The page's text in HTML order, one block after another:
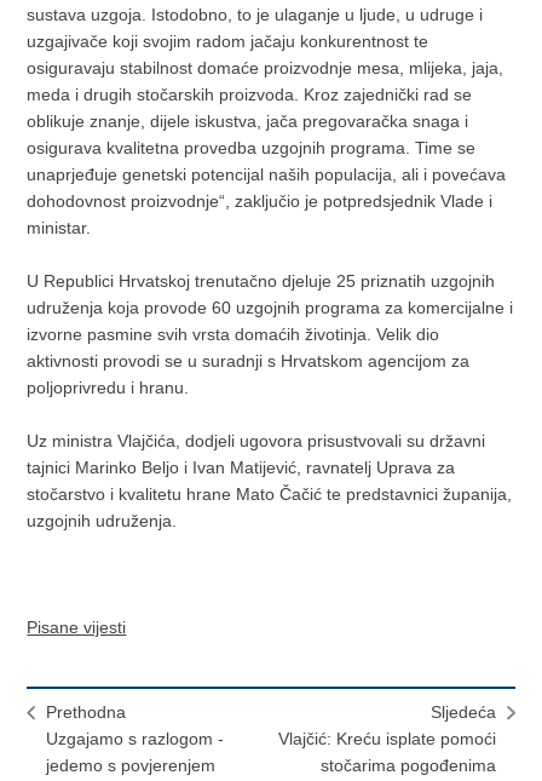
sustava uzgoja. Istodobno, to je ulaganje u ljude, u udruge i
uzgajivače koji svojim radom jačaju konkurentnost te
osiguravaju stabilnost domaće proizvodnje mesa, mlijeka, jaja,
meda i drugih stočarskih proizvoda. Kroz zajednički rad se
oblikuje znanje, dijele iskustva, jača pregovaračka snaga i
osigurava kvalitetna provedba uzgojnih programa. Time se
unaprjeđuje genetski potencijal naših populacija, ali i povećava
dohodovnost proizvodnje“, zaključio je potpredsjednik Vlade i
ministar.
U Republici Hrvatskoj trenutačno djeluje 25 priznatih uzgojnih
udruženja koja provode 60 uzgojnih programa za komercijalne i
izvorne pasmine svih vrsta domaćih životinja. Velik dio
aktivnosti provodi se u suradnji s Hrvatskom agencijom za
poljoprivredu i hranu.
Uz ministra Vlajčića, dodjeli ugovora prisustvovali su državni
tajnici Marinko Beljo i Ivan Matijević, ravnatelj Uprava za
stočarstvo i kvalitetu hrane Mato Čačić te predstavnici županija,
uzgojnih udruženja.
Pisane vijesti
Prethodna
Uzgajamo s razlogom -
jedemo s povjerenjem
Sljedeća
Vlajčić: Kreću isplate pomoći
stočarima pogođenima